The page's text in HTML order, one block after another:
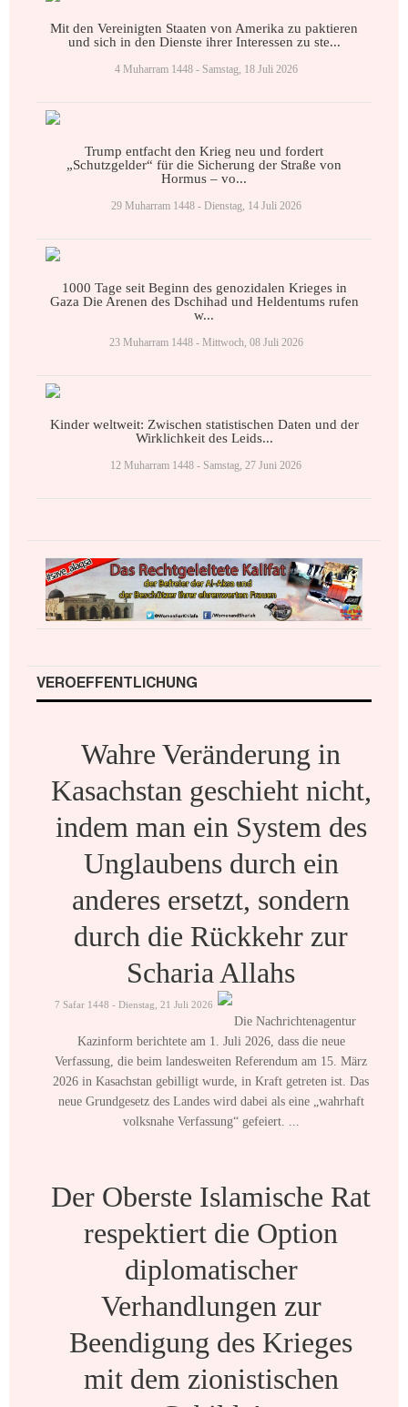
Mit den Vereinigten Staaten von Amerika zu paktieren
und sich in den Dienste ihrer Interessen zu ste...
4 Muharram 1448 - Samstag, 18 Juli 2026
Trump entfacht den Krieg neu und fordert
„Schutzgelder“ für die Sicherung der Straße von
Hormus – vo...
29 Muharram 1448 - Dienstag, 14 Juli 2026
1000 Tage seit Beginn des genozidalen Krieges in
Gaza Die Arenen des Dschihad und Heldentums rufen
w...
23 Muharram 1448 - Mittwoch, 08 Juli 2026
Kinder weltweit: Zwischen statistischen Daten und der
Wirklichkeit des Leids...
12 Muharram 1448 - Samstag, 27 Juni 2026
VEROEFFENTLICHUNG
Wahre Veränderung in
Kasachstan geschieht nicht,
indem man ein System des
Unglaubens durch ein
anderes ersetzt, sondern
durch die Rückkehr zur
Scharia Allahs
7 Safar 1448 - Dienstag, 21 Juli 2026
Die Nachrichtenagentur
Kazinform berichtete am 1. Juli 2026, dass die neue
Verfassung, die beim landesweiten Referendum am 15. März
2026 in Kasachstan gebilligt wurde, in Kraft getreten ist. Das
neue Grundgesetz des Landes wird dabei als eine „wahrhaft
volksnahe Verfassung“ gefeiert. ...
Der Oberste Islamische Rat
respektiert die Option
diplomatischer
Verhandlungen zur
Beendigung des Krieges
mit dem zionistischen